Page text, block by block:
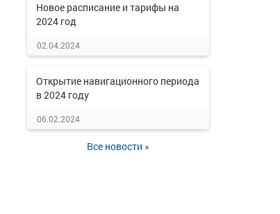
Новое расписание и тарифы на
2024 год
02.04.2024
Открытие навигационного периода
в 2024 году
06.02.2024
Все новости »